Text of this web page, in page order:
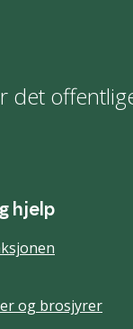
det
hjelp
og brosjyrer